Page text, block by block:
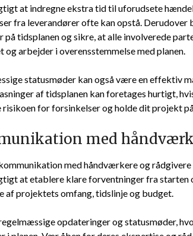
at indregne ekstra tid til uforudsete
fra leverandører ofte kan opstå.
på tidsplanen og sikre, at alle involverede
og arbejder i overensstemmelse med planen.
statusmøder kan også være en effektiv
af tidsplanen kan foretages hurtigt,
risikoen for forsinkelser og holde dit projekt
med
med håndværkere og
at etablere klare forventninger fra starten
af projektets omfang, tidslinje og budget.
opdateringer og statusmøder,